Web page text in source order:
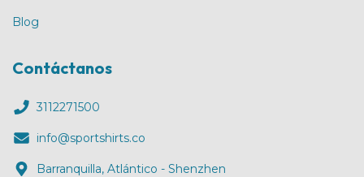
Blog
Contáctanos
3112271500
info@sportshirts.co
Barranquilla, Atlántico - Shenzhen